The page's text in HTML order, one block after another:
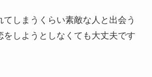
てしまうくらい素敵な人と出会う
をしようとしなくても大丈夫です